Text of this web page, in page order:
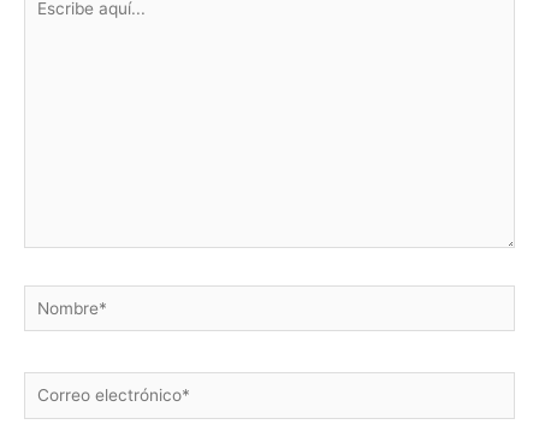
Nombre*
Correo
electrónico*